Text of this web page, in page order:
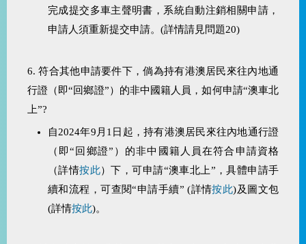
完成提交多車主聲明書，系統自動注銷相關申請，
申請人須重新提交申請。(詳情請見問題20)
6. 符合其他申請要件下，倘為持有港澳居民來往內地通
行證（即“回鄉證”）的非中國籍人員，如何申請“澳車北
上”?
自2024年9月1日起，持有港澳居民來往內地通行證
（即“回鄉證”）的非中國籍人員在符合申請資格
（詳情按此）下，可申請“澳車北上”，具體申請手
續和流程，可查閱“申請手續” (詳情按此)及圖文包
(詳情按此)。